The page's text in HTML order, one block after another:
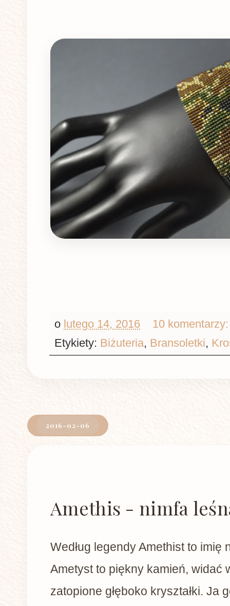
o lutego 14, 2016
10
Etykiety: Biżuteria, Bransoletki,
2016-02-06
Amethis - nimfa
Według legendy Amethist to imię
Ametyst to piękny kamień, widać
zatopione głęboko kryształki. Ja